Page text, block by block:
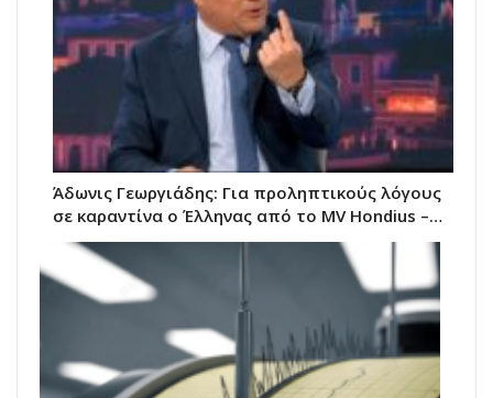
Άδωνις Γεωργιάδης: Για προληπτικούς λόγους
σε καραντίνα ο Έλληνας από το MV Hondius –…